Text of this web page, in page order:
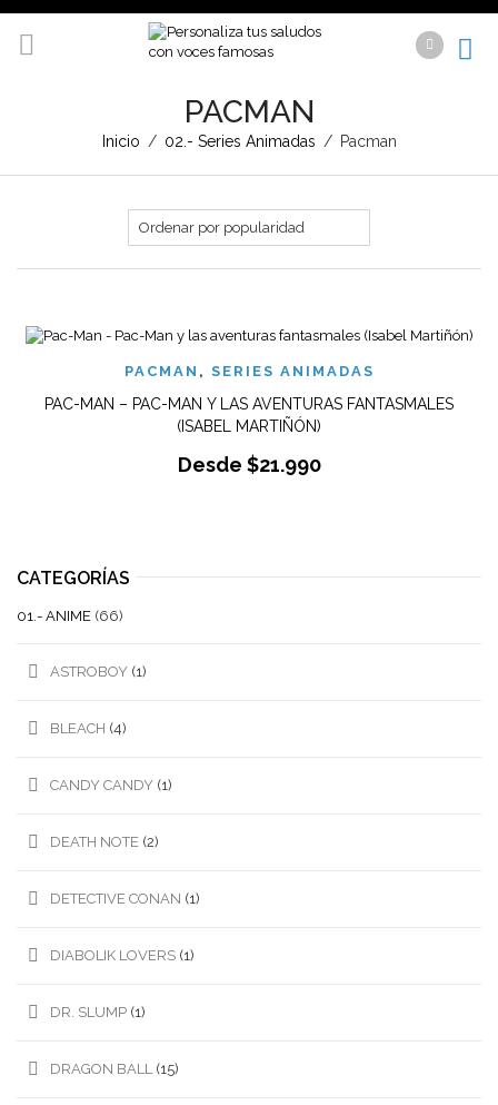
PACMAN
Inicio / 02.- Series Animadas / Pacman
PACMAN , SERIES ANIMADAS
PAC-MAN – PAC-MAN Y LAS AVENTURAS FANTASMALES
(ISABEL MARTIÑÓN)
Desde $21.990
CATEGORÍAS
01.- ANIME (66)
ASTROBOY (1)
BLEACH (4)
CANDY CANDY (1)
DEATH NOTE (2)
DETECTIVE CONAN (1)
DIABOLIK LOVERS (1)
DR. SLUMP (1)
DRAGON BALL (15)